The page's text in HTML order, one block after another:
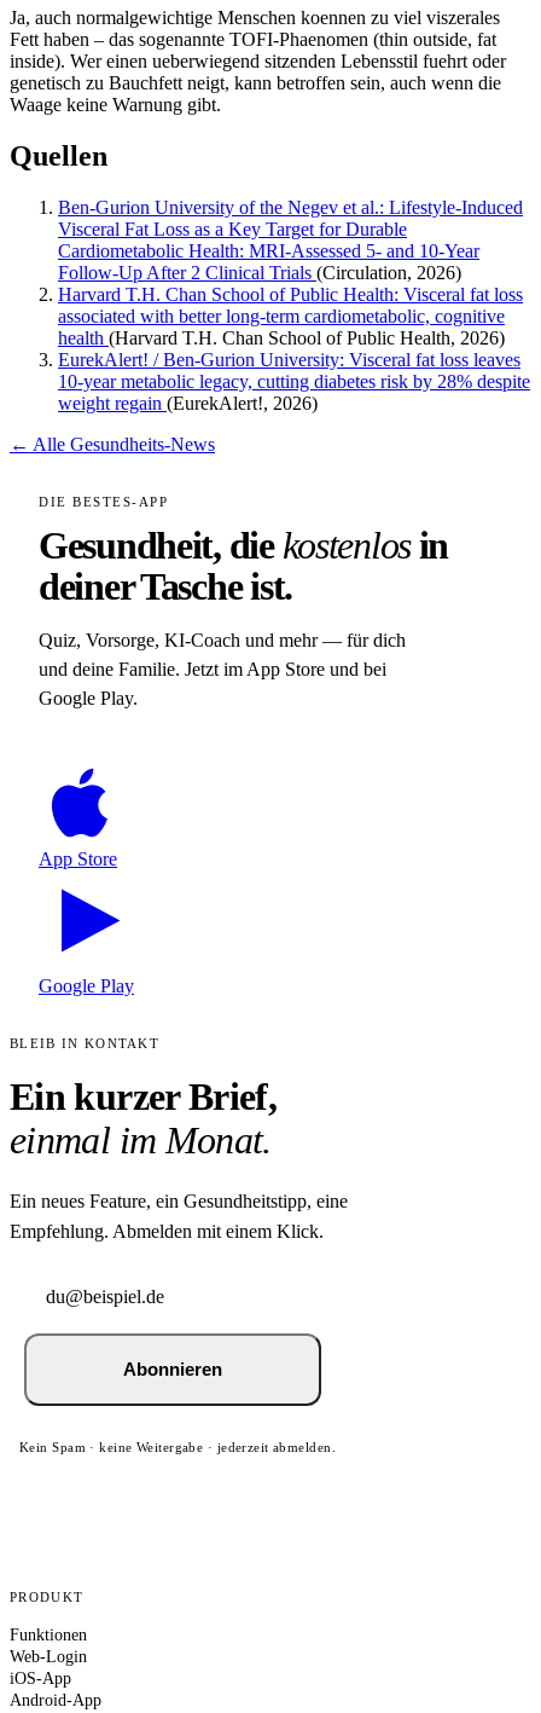
Ja, auch normalgewichtige Menschen koennen zu viel viszerales
Fett haben – das sogenannte TOFI-Phaenomen (thin outside, fat
inside). Wer einen ueberwiegend sitzenden Lebensstil fuehrt oder
genetisch zu Bauchfett neigt, kann betroffen sein, auch wenn die
Waage keine Warnung gibt.
Quellen
Ben-Gurion University of the Negev et al.: Lifestyle-Induced
Visceral Fat Loss as a Key Target for Durable
Cardiometabolic Health: MRI-Assessed 5- and 10-Year
Follow-Up After 2 Clinical Trials (Circulation, 2026)
Harvard T.H. Chan School of Public Health: Visceral fat loss
associated with better long-term cardiometabolic, cognitive
health (Harvard T.H. Chan School of Public Health, 2026)
EurekAlert! / Ben-Gurion University: Visceral fat loss leaves
10-year metabolic legacy, cutting diabetes risk by 28% despite
weight regain (EurekAlert!, 2026)
← Alle Gesundheits-News
DIE BESTES-APP
Gesundheit, diekostenlosin
deiner Tasche ist.
Quiz, Vorsorge, KI-Coach und mehr — für dich
und deine Familie. Jetzt im App Store und bei
Google Play.
App Store
Google Play
BLEIB IN KONTAKT
Ein kurzer Brief,
einmal im Monat.
Ein neues Feature, ein Gesundheitstipp, eine
Empfehlung. Abmelden mit einem Klick.
Abonnieren
Kein Spam · keine Weitergabe · jederzeit abmelden.
PRODUKT
Funktionen
Web-Login
iOS-App
Android-App